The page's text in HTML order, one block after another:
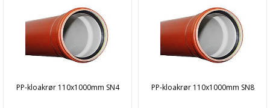
PP-kloakrør 110x1000mm SN4 PP-kloakrør 110x1000mm SN8